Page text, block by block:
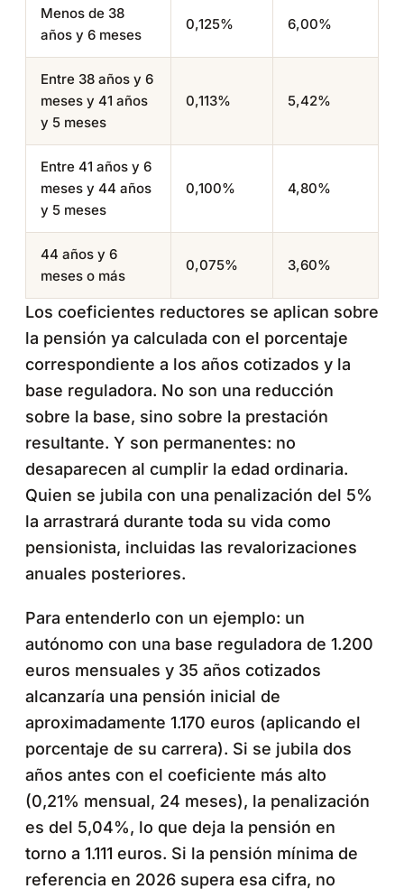
Menos de 38
años y 6 meses
0,125% 6,00%
Entre 38 años y 6
meses y 41 años
y 5 meses
0,113% 5,42%
Entre 41 años y 6
meses y 44 años
y 5 meses
0,100% 4,80%
44 años y 6
meses o más
0,075% 3,60%
Los coeficientes reductores se aplican sobre
la pensión ya calculada con el porcentaje
correspondiente a los años cotizados y la
base reguladora. No son una reducción
sobre la base, sino sobre la prestación
resultante. Y son permanentes: no
desaparecen al cumplir la edad ordinaria.
Quien se jubila con una penalización del 5%
la arrastrará durante toda su vida como
pensionista, incluidas las revalorizaciones
anuales posteriores.
Para entenderlo con un ejemplo: un
autónomo con una base reguladora de 1.200
euros mensuales y 35 años cotizados
alcanzaría una pensión inicial de
aproximadamente 1.170 euros (aplicando el
porcentaje de su carrera). Si se jubila dos
años antes con el coeficiente más alto
(0,21% mensual, 24 meses), la penalización
es del 5,04%, lo que deja la pensión en
torno a 1.111 euros. Si la pensión mínima de
referencia en 2026 supera esa cifra, no